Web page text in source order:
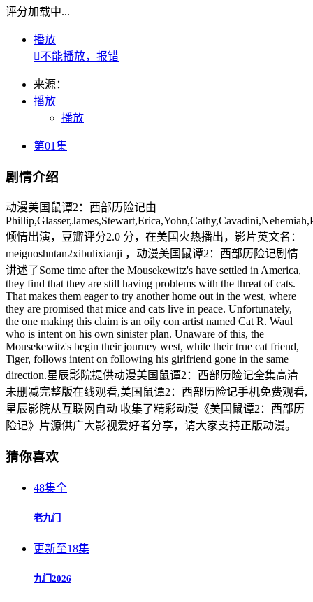
评分加载中...
播放
不能播放，报错
来源：
播放
播放
第01集
剧情介绍
动漫美国鼠谭2：西部历险记由
倾情出演，豆瓣评分2.0 分，在美国火热播出，影片英文名：
meiguoshutan2xibulixianji ，动漫美国鼠谭2：西部历险记剧情
讲述了Some time after the Mousekewitz's have settled in America,
they find that they are still having problems with the threat of cats.
That makes them eager to try another home out in the west, where
they are promised that mice and cats live in peace. Unfortunately,
the one making this claim is an oily con artist named Cat R. Waul
who is intent on his own sinister plan. Unaware of this, the
Mousekewitz's begin their journey west, while their true cat friend,
Tiger, follows intent on following his girlfriend gone in the same
direction.星辰影院提供动漫美国鼠谭2：西部历险记全集高清
未删减完整版在线观看,美国鼠谭2：西部历险记手机免费观看,
星辰影院从互联网自动 收集了精彩动漫《美国鼠谭2：西部历
险记》片源供广大影视爱好者分享，请大家支持正版动漫。
猜你喜欢
48集全
老九门
更新至18集
九门2026